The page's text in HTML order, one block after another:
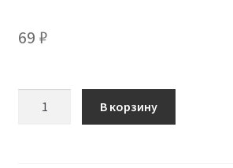
69 ₽
В корзину